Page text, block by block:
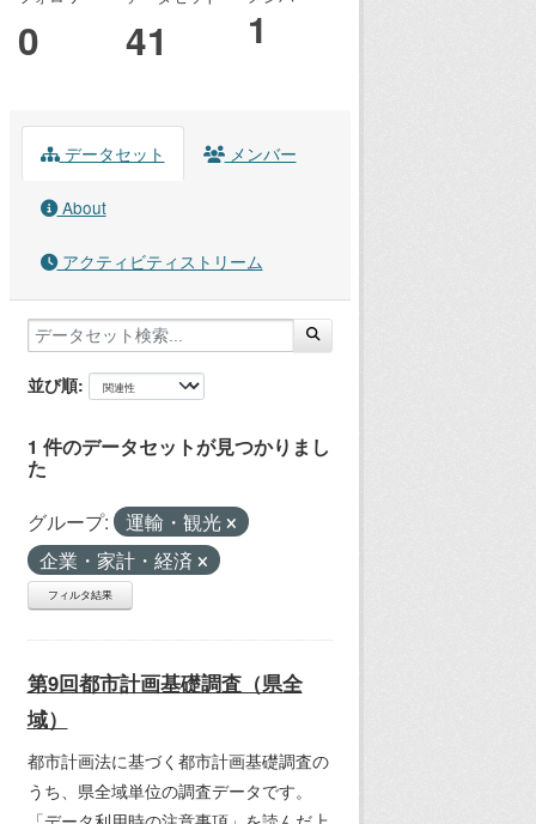
0 41 1
データセット メンバー
About
アクティビティストリーム
並び順
1 件のデータセットが見つかりまし
た
グループ:
運輸・観光
企業・家計・経済
フィルタ結果
第9回都市計画基礎調査（県全
域）
都市計画法に基づく都市計画基礎調査の
うち、県全域単位の調査データです。